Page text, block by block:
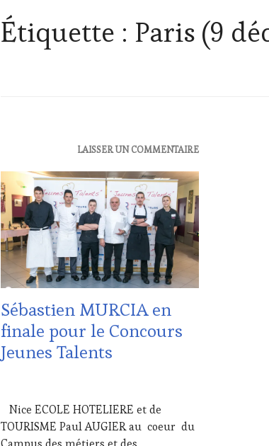
Étiquette : Paris (9
CUISINIER,
ŒNOLOGUE,
SOMMELIER,
SALONS
INTERNATIONAUX
LAISSER UN COMMENTAIRE
Sébastien MURCIA en
finale pour le Concours
Jeunes Talents
2016
Nice ECOLE HOTELIERE et de
TOURISME Paul AUGIER au coeur du